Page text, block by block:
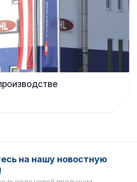
на нашу новостную